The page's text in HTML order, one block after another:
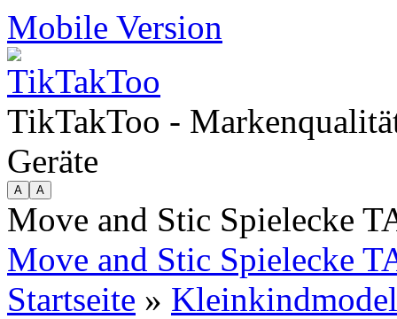
Mobile Version
TikTakToo -
Geräte
Move and Stic Spielecke
Move and Stic Spielecke
Startseite »